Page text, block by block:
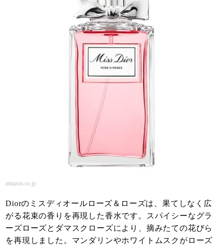
amazon.co.jp
Diorのミスディオールローズ＆ローズは、果てしなく広
がる花束の香りを再現した香水です。スパイシーなグラ
ーズローズとダマスクローズにより、摘みたての花びら
を再現しました。マンダリンやホワイトムスクがローズ